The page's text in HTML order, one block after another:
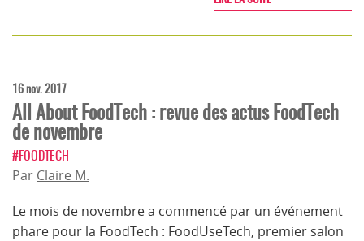
16 nov. 2017
All About FoodTech : revue des actus FoodTech
de novembre
#FOODTECH
Par Claire M.
Le mois de novembre a commencé par un événement
phare pour la FoodTech : FoodUseTech, premier salon